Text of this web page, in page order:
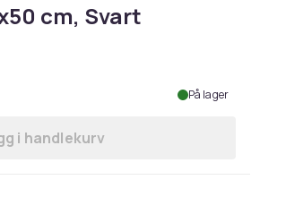
cm, Svart
På lager
Legg Skobenk, 30x100x50 cm,
i handlekurv